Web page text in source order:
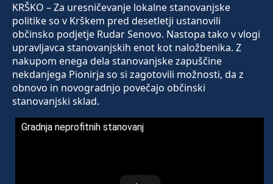
KRŠKO – Za uresničevanje lokalne stanovanjske
politike so v Krškem pred desetletji ustanovili
občinsko podjetje Rudar Senovo. Nastopa tako v vlogi
upravljavca stanovanjskih enot kot naložbenika. Z
nakupom enega dela stanovanjske zapuščine
nekdanjega Pionirja so si zagotovili možnosti, da z
obnovo in novogradnjo povečajo občinski
stanovanjski sklad.
Gradnja neprofitnih stanovanj